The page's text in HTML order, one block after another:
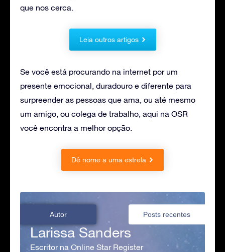
que nos cerca.
Leia outros artigos
Se você está procurando na internet por um
presente emocional, duradouro e diferente para
surpreender as pessoas que ama, ou até mesmo
um amigo, ou colega de trabalho, aqui na OSR
você encontra a melhor opção.
Dê nome a uma estrela
Autor Posts recentes
Larissa Sanders
Escritor na Online Star Register